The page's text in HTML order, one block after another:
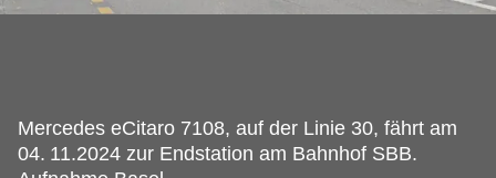
Mercedes eCitaro 7108, auf der Linie 30, fährt am
04. 11.2024 zur Endstation am Bahnhof SBB.